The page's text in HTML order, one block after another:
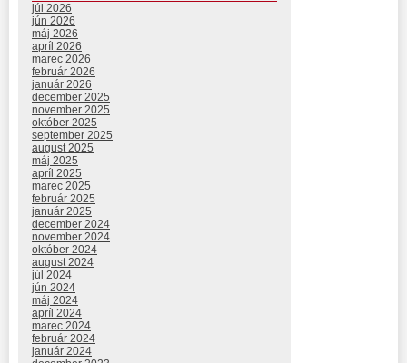
júl 2026
jún 2026
máj 2026
apríl 2026
marec 2026
február 2026
január 2026
december 2025
november 2025
október 2025
september 2025
august 2025
máj 2025
apríl 2025
marec 2025
február 2025
január 2025
december 2024
november 2024
október 2024
august 2024
júl 2024
jún 2024
máj 2024
apríl 2024
marec 2024
február 2024
január 2024